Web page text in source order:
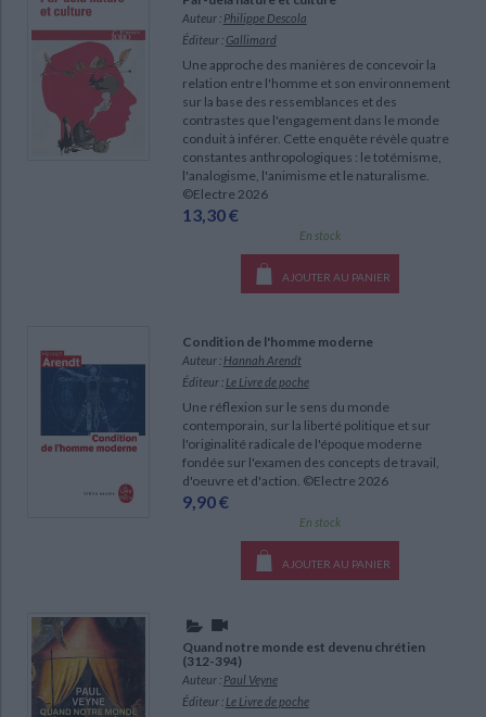
Bibliothèque de la Pléiade Critique et histoire littéraire
Classiques scolaires Littérature ancienne et médiévale
Littérature de voyage Audio - Livres lus
Littérature en version originale Humour
Ecologie - Environnement
Histoire de France
Histoire - Généralités Histoire des pays
Histoire ancienne Géographie
Auteur : Philippe Descola
Éditeur : Gallimard
Une approche des manières de concevoir la
relation entre l'homme et son environnement
sur la base des ressemblances et des
contrastes que l'engagement dans le monde
conduit à inférer. Cette enquête révèle quatre
constantes anthropologiques : le totémisme,
l'analogisme, l'animisme et le naturalisme.
©Electre 2026
13,30 €
En stock
AJOUTER AU PANIER
Condition de l'homme moderne
Auteur : Hannah Arendt
Éditeur : Le Livre de poche
Une réflexion sur le sens du monde
contemporain, sur la liberté politique et sur
l'originalité radicale de l'époque moderne
fondée sur l'examen des concepts de travail,
d'oeuvre et d'action. ©Electre 2026
9,90 €
En stock
AJOUTER AU PANIER
Quand notre monde est devenu chrétien
(312-394)
Auteur : Paul Veyne
Éditeur : Le Livre de poche